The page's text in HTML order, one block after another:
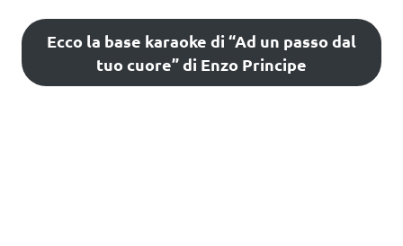
Ecco la base karaoke di “Ad un passo dal
tuo cuore” di Enzo Principe